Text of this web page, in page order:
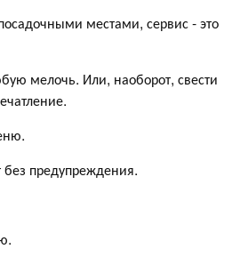
местами, сервис - это
мелочь. Или, наоборот, свести
предупреждения.